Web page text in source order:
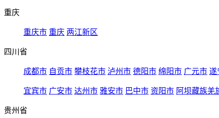
重庆
重庆市 重庆 两江新区
四川省
成都市 自贡市 攀枝花市 泸州市 德阳市 绵阳市 广元市 遂
宜宾市 广安市 达州市 雅安市 巴中市 资阳市 阿坝藏族羌
贵州省